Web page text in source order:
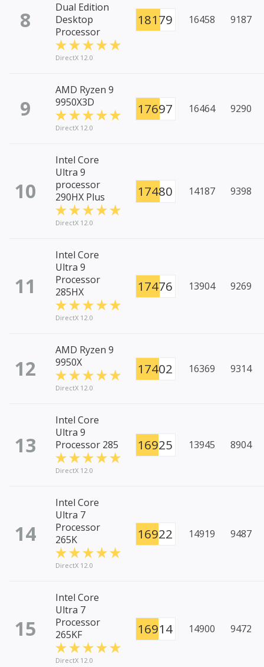
8
Dual Edition
Desktop
Processor
DirectX 12.0
18179 16458 9187
9
AMD Ryzen 9
9950X3D
DirectX 12.0
17697 16464 9290
10
Intel Core
Ultra 9
processor
290HX Plus
DirectX 12.0
17480 14187 9398
11
Intel Core
Ultra 9
Processor
285HX
DirectX 12.0
17476 13904 9269
12
AMD Ryzen 9
9950X
DirectX 12.0
17402 16369 9314
13
Intel Core
Ultra 9
Processor 285
DirectX 12.0
16925 13945 8904
14
Intel Core
Ultra 7
Processor
265K
DirectX 12.0
16922 14919 9487
15
Intel Core
Ultra 7
Processor
265KF
DirectX 12.0
16914 14900 9472